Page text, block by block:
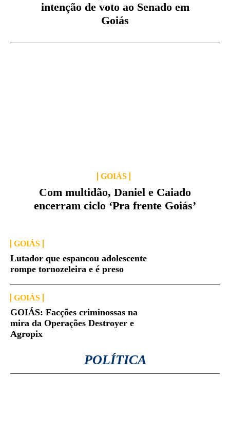
intenção de voto ao Senado em
Goiás
GOIÁS
Com multidão, Daniel e Caiado
encerram ciclo ‘Pra frente Goiás’
GOIÁS
Lutador que espancou adolescente
rompe tornozeleira e é preso
GOIÁS
GOIÁS: Facções criminossas na
mira da Operações Destroyer e
Agropix
POLÍTICA